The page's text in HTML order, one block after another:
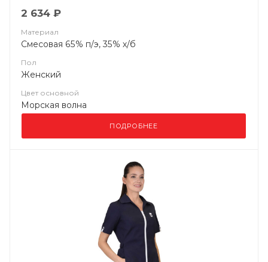
2 634 ₽
Материал
Смесовая 65% п/э, 35% х/б
Пол
Женский
Цвет основной
Морская волна
ПОДРОБНЕЕ